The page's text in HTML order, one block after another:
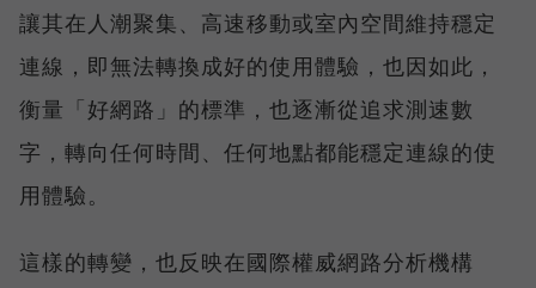
讓其在人潮聚集、高速移動或室內空間維持穩定
連線，即無法轉換成好的使用體驗，也因如此，
衡量「好網路」的標準，也逐漸從追求測速數
字，轉向任何時間、任何地點都能穩定連線的使
用體驗。
這樣的轉變，也反映在國際權威網路分析機構